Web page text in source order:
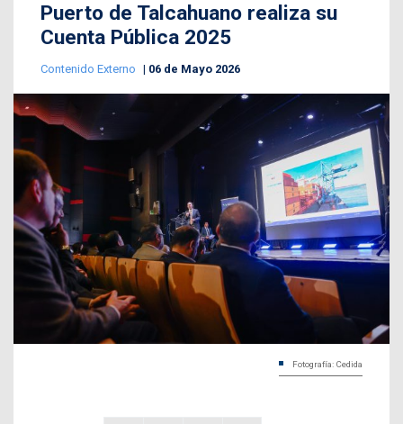
Puerto de Talcahuano realiza su
Cuenta Pública 2025
Contenido Externo 06 de Mayo 2026
Fotografía: Cedida